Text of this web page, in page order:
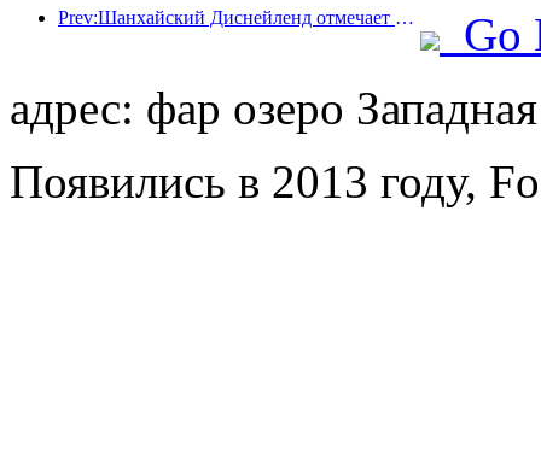
Prev:Шанхайский Диснейленд отмечает свою 10-летнюю годовщину, приняв на сегодняшний день более 100 миллионов посетителей.
Go
адрес: фар озеро
Появились в 2013 году,